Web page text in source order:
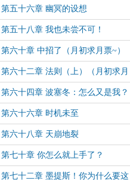
第五十六章 幽冥的设想
第五十八章 我也未尝不可！
第六十章 中招了（月初求月票~）
第六十二章 法则（上）（月初求月
票~）
第六十四章 波塞冬：怎么又是我？
（月初求月票~）
第六十六章 时机未至
第六十八章 天崩地裂
第七十章 你怎么就上手了？
第七十二章 墨提斯！你为什么要这